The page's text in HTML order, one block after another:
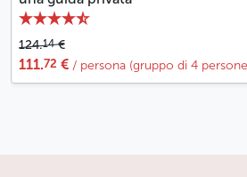
contemporanea DOX, che ospita
provenienti da tutto il mondo, o i
Jatka 78 già menzionati.
124.14€
111.72 € / persona (gruppo di 4